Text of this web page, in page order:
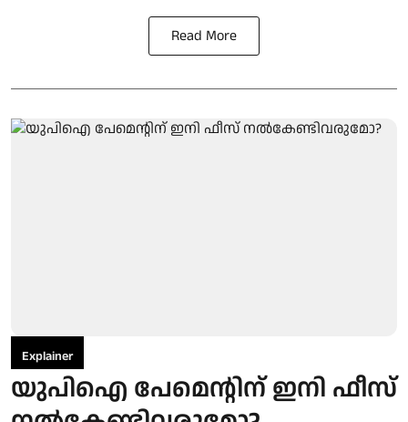
Read More
Explainer
യുപിഐ പേമെന്റിന് ഇനി ഫീസ്